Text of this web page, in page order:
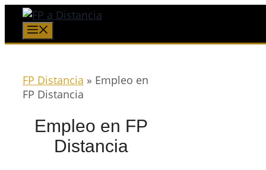
Saltar
contenido
FP Distancia » Empleo en
FP Distancia
Empleo en FP
Distancia